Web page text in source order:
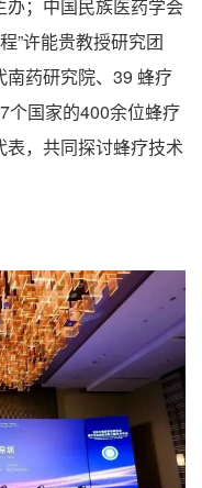
；中国民族医药学会
”许能贵教授研究团
药研究院、39 蜂疗
个国家的400余位蜂疗
，共同探讨蜂疗技术